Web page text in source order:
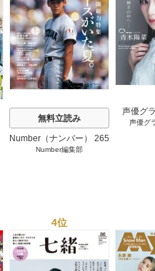
無料立読み
Number（ナンバー） 265
巻
Number編集部
声優グ
声優グ
4位